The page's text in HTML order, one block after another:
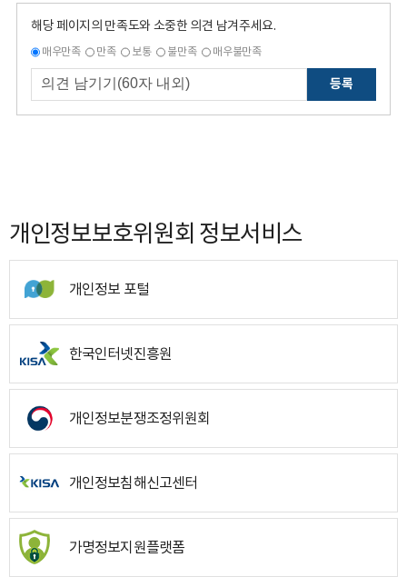
해당 페이지의 만족도와 소중한 의견 남겨주세요.
매우만족 만족 보통 불만족 매우불만족
등록
개인정보보호위원회 정보서비스
개인정보 포털
한국인터넷진흥원
개인정보분쟁조정위원회
개인정보침해신고센터
가명정보지원플랫폼